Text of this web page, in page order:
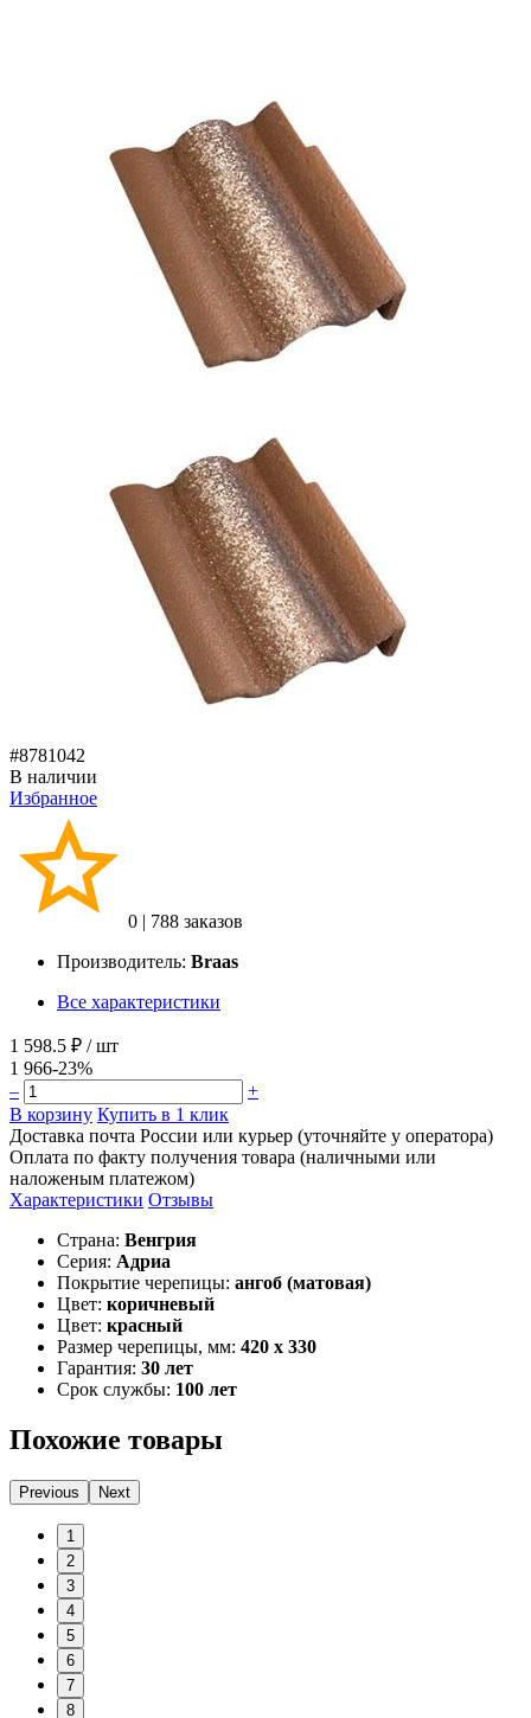
#8781042
В наличии
Избранное
0 | 788 заказов
Производитель: Braas
Все характеристики
1 598.5 ₽ / шт
1 966-23%
–
+
В корзину Купить в 1 клик
Доставка почта России или курьер (уточняйте у оператора)
Оплата по факту получения товара (наличными или
наложеным платежом)
Характеристики Отзывы
Страна: Венгрия
Серия: Адриа
Покрытие черепицы: ангоб (матовая)
Цвет: коричневый
Цвет: красный
Размер черепицы, мм: 420 x 330
Гарантия: 30 лет
Срок службы: 100 лет
Похожие товары
Previous Next
1
2
3
4
5
6
7
8